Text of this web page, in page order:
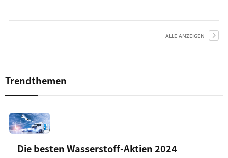
ALLE ANZEIGEN
Trendthemen
Die besten Wasserstoff-Aktien 2024